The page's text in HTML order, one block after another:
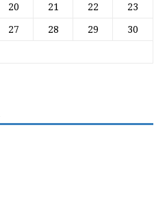
20 21 22 23
27 28 29 30